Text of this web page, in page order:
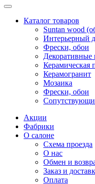
Каталог товаров
Suntan wood
Интерьерный
Фрески, обои
Декоративные
Керамическая
Керамогранит
Мозаика
Фрески, обои
Акции
Фабрики
О салоне
Схема проезда
О нас
Обмен и
Заказ и
Оплата